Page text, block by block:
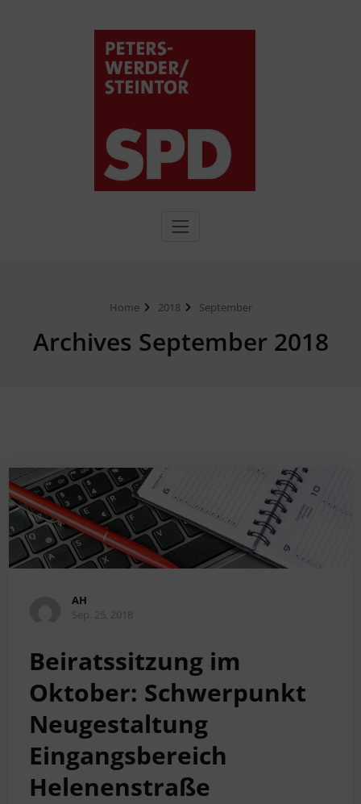
Home 2018 September
Archives September 2018
AH
Sep. 25, 2018
Beiratssitzung im
Oktober: Schwerpunkt
Neugestaltung
Eingangsbereich
Helenenstraße